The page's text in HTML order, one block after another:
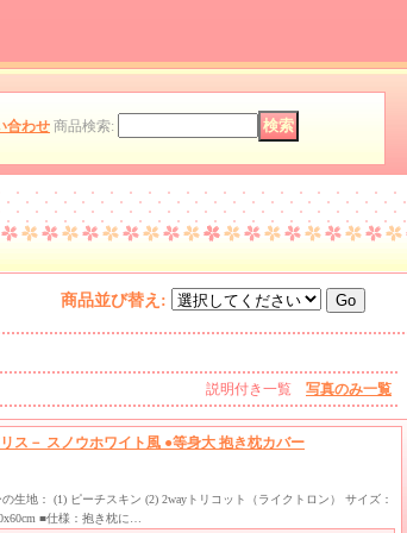
合わせ 商品検索:
商品並び替え :
説明付き一覧 写真のみ一覧
ス－ スノウホワイト風 ●等身大 抱き枕カバー
生地： (1) ピーチスキン (2) 2wayトリコット（ライクトロン） サイズ：
■仕様：抱き枕に…